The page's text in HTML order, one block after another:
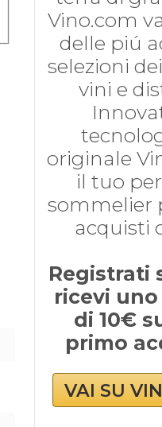
Vino.com
delle piú
selezioni
vini e
originale
il tuo
sommelier
acquisti
Registrati
ricevi
di 10€
primo
VAI SU